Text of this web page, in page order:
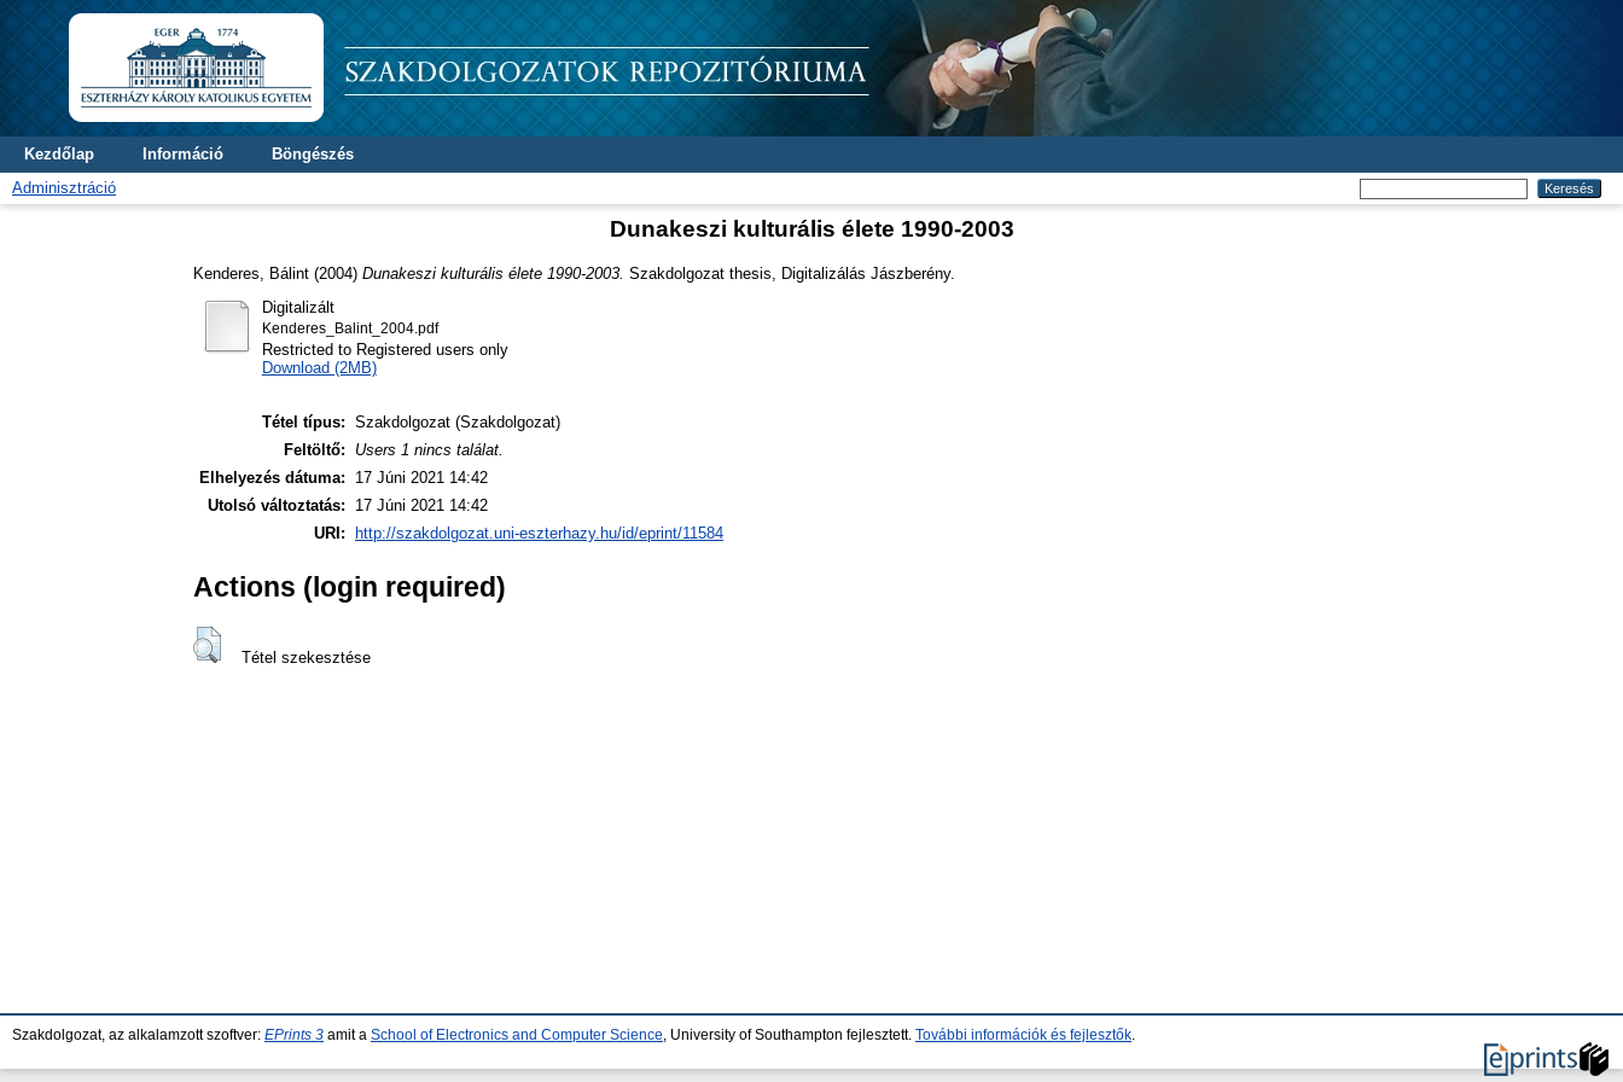
Kezdőlap Információ
Böngészés
Adminisztráció
Dunakeszi kulturális élete 1990-2003
Kenderes, Bálint (2004) Dunakeszi kulturális élete 1990-2003. Szakdolgozat thesis, Digitalizálás Jászberény.
Digitalizált
Kenderes_Balint_2004.pdf
Restricted to Registered users only
Download (2MB)
Tétel típus: Szakdolgozat (Szakdolgozat)
Feltöltő:
Users 1 nincs találat.
Elhelyezés dátuma:
17 Júni 2021 14:42
Utolsó változtatás:
17 Júni 2021 14:42
URI:
http://szakdolgozat.uni-eszterhazy.hu/id/eprint/11584
Actions (login required)
Tétel szekesztése
Szakdolgozat, az alkalamzott szoftver: EPrints 3 amit a School of Electronics and Computer Science , University of Southampton fejlesztett. További információk és fejlesztők